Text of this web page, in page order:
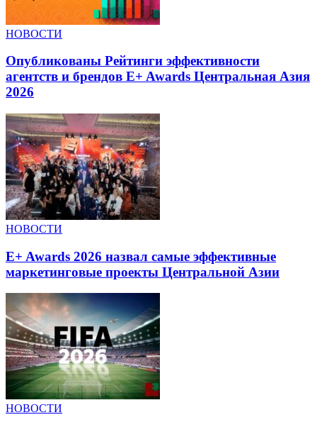
НОВОСТИ
Опубликованы Рейтинги эффективности
агентств и брендов E+ Awards Центральная Азия
2026
НОВОСТИ
E+ Awards 2026 назвал самые эффективные
маркетинговые проекты Центральной Азии
НОВОСТИ